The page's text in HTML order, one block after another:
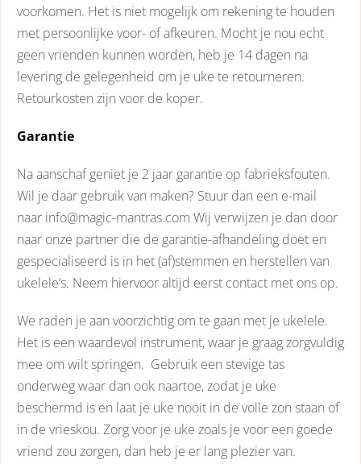
voorkomen. Het is niet mogelijk om rekening te houden
met persoonlijke voor- of afkeuren. Mocht je nou echt
geen vrienden kunnen worden, heb je 14 dagen na
levering de gelegenheid om je uke te retourneren.
Retourkosten zijn voor de koper.
Garantie
Na aanschaf geniet je 2 jaar garantie op fabrieksfouten.
Wil je daar gebruik van maken? Stuur dan een e-mail
naar info@magic-mantras.com Wij verwijzen je dan door
naar onze partner die de garantie-afhandeling doet en
gespecialiseerd is in het (af)stemmen en herstellen van
ukelele’s. Neem hiervoor altijd eerst contact met ons op.
We raden je aan voorzichtig om te gaan met je ukelele.
Het is een waardevol instrument, waar je graag zorgvuldig
mee om wilt springen. Gebruik een stevige tas
onderweg waar dan ook naartoe, zodat je uke
beschermd is en laat je uke nooit in de volle zon staan of
in de vrieskou. Zorg voor je uke zoals je voor een goede
vriend zou zorgen, dan heb je er lang plezier van.